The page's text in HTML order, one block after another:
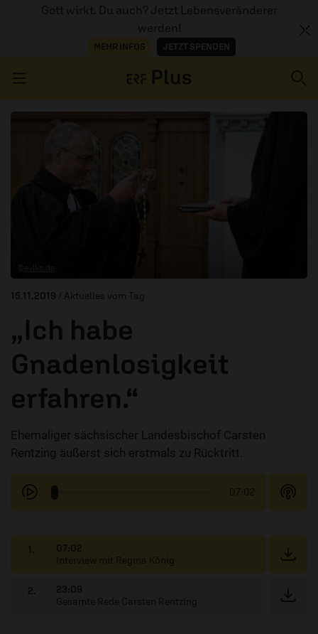
Gott wirkt. Du auch? Jetzt Lebensveränderer
werden!
MEHR INFOS JETZT SPENDEN
AUDIOTHEK
15.11.2019 / Aktuelles vom Tag
„Ich habe
Gnadenlosigkeit
erfahren.“
Ehemaliger sächsischer Landesbischof Carsten
Rentzing äußerst sich erstmals zu Rücktritt.
07:02
1.
07:02
Interview mit Regina König
2.
23:09
Gesamte Rede Carsten Rentzing